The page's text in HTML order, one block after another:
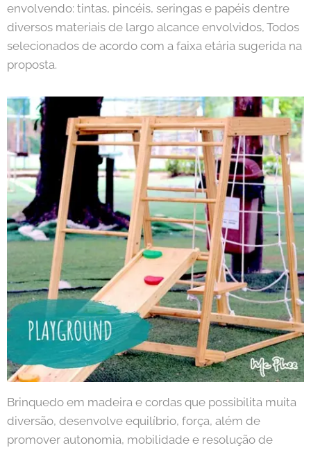
envolvendo: tintas, pincéis, seringas e papéis dentre
diversos materiais de largo alcance envolvidos, Todos
selecionados de acordo com a faixa etária sugerida na
proposta.
Brinquedo em madeira e cordas que possibilita muita
diversão, desenvolve equilíbrio, força, além de
promover autonomia, mobilidade e resolução de